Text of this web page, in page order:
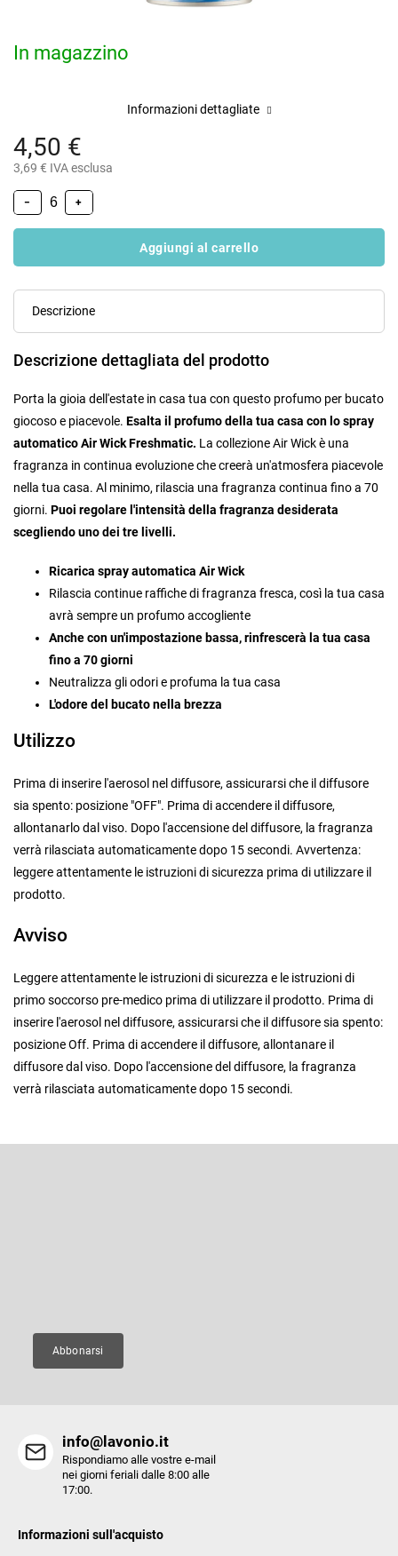
4,50 €
3,69 € IVA esclusa
In magazzino
+
−
Aggiungi al carrello
Informazioni dettagliate
Descrizione
Descrizione dettagliata del prodotto
Porta la gioia dell'estate in casa tua con questo profumo per bucato
giocoso e piacevole. Esalta il profumo della tua casa con lo spray
automatico Air Wick Freshmatic. La collezione Air Wick è una
fragranza in continua evoluzione che creerà un'atmosfera piacevole
nella tua casa. Al minimo, rilascia una fragranza continua fino a 70
giorni. Puoi regolare l'intensità della fragranza desiderata
scegliendo uno dei tre livelli.
Ricarica spray automatica Air Wick
Rilascia continue raffiche di fragranza fresca, così la tua casa
avrà sempre un profumo accogliente
Anche con un'impostazione bassa, rinfrescerà la tua casa
fino a 70 giorni
Neutralizza gli odori e profuma la tua casa
L'odore del bucato nella brezza
Utilizzo
Prima di inserire l'aerosol nel diffusore, assicurarsi che il diffusore
sia spento: posizione "OFF". Prima di accendere il diffusore,
allontanarlo dal viso. Dopo l'accensione del diffusore, la fragranza
verrà rilasciata automaticamente dopo 15 secondi. Avvertenza:
leggere attentamente le istruzioni di sicurezza prima di utilizzare il
prodotto.
Avviso
Leggere attentamente le istruzioni di sicurezza e le istruzioni di
primo soccorso pre-medico prima di utilizzare il prodotto. Prima di
inserire l'aerosol nel diffusore, assicurarsi che il diffusore sia spento:
posizione Off. Prima di accendere il diffusore, allontanare il
diffusore dal viso. Dopo l'accensione del diffusore, la fragranza
verrà rilasciata automaticamente dopo 15 secondi.
Abbonarsi
info@lavonio.it
Rispondiamo alle vostre e-mail
nei giorni feriali dalle 8:00 alle
17:00.
Informazioni sull'acquisto